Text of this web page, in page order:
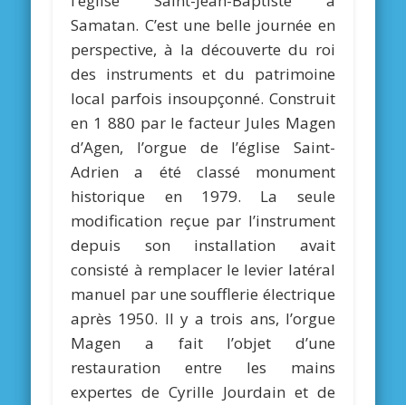
Samatan. C’est une belle journée en
perspective, à la découverte du roi
des instruments et du patrimoine
local parfois insoupçonné. Construit
en 1 880 par le facteur Jules Magen
d’Agen, l’orgue de l’église Saint-
Adrien a été classé monument
historique en 1979. La seule
modification reçue par l’instrument
depuis son installation avait
consisté à remplacer le levier latéral
manuel par une soufflerie électrique
après 1950. Il y a trois ans, l’orgue
Magen a fait l’objet d’une
restauration entre les mains
expertes de Cyrille Jourdain et de